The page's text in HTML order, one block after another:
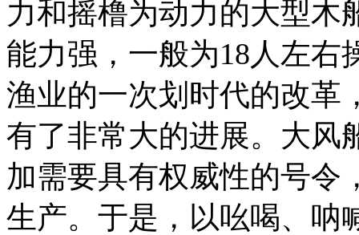
力和摇橹为动力的大型木
能力强，一般为18人左右
渔业的一次划时代的改革
有了非常大的进展。大风
加需要具有权威性的号令
生产。于是，以吆喝、呐